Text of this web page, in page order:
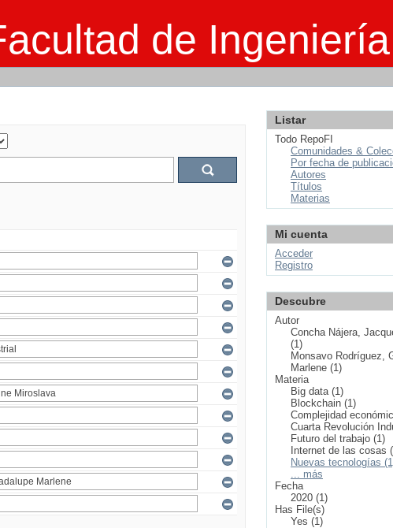
de Ingeniería
Listar
Todo RepoFI
Comunidades &
Por fecha de
Autores
Títulos
Materias
Mi cuenta
Acceder
Registro
Descubre
Autor
Concha Nájera,
(1)
Monsavo Rodríguez,
Marlene (1)
Materia
Big data (1)
Blockchain (1)
Complejidad
Cuarta Revolución
Futuro del trabajo (1)
Internet de las cosas
Nuevas tecnologías
... más
Fecha
2020 (1)
Has File(s)
Yes (1)